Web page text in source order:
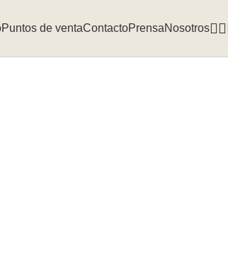
Puntos de ventaContactoPrensaNosotros